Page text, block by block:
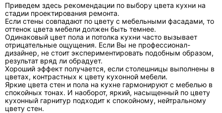
Приведем здесь рекомендации по выбору цвета кухни на
стадии проектирования ремонта.
Если стены совпадают по цвету с мебельными фасадами, то
оттенок цвета мебели должен быть темнее.
Одинаковый цвет пола и потолка кухни часто вызывает
отрицательные ощущения. Если Вы не профессионал-
дизайнер, не стоит экспериментировать подобным образом,
результат вряд ли обрадует.
Хороший эффект получается, если столешницы выполнены в
цветах, контрастных к цвету кухонной мебели.
Яркие цвета стен и пола на кухне гармонируют с мебелью в
спокойных тонах. И наоборот, яркий, насыщенный по цвету
кухонный гарнитур подходит к спокойному, нейтральному
цвету стен.